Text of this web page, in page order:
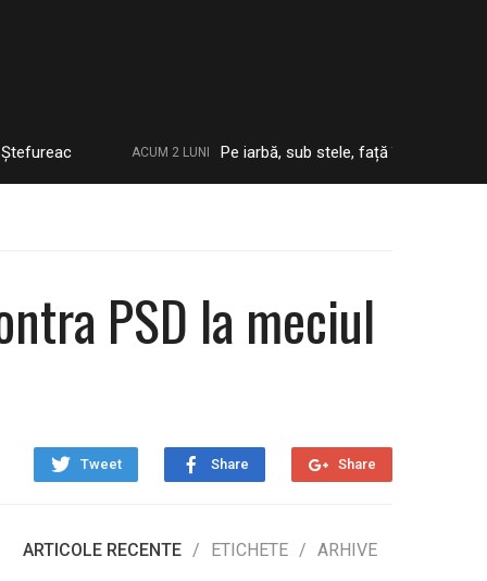
ACUM 2 LUNI Pe iarbă, sub stele, față în față cu istoria:
PSD la meciul
Tweet Share Share
ARTICOLE RECENTE ETICHETE ARHIVE